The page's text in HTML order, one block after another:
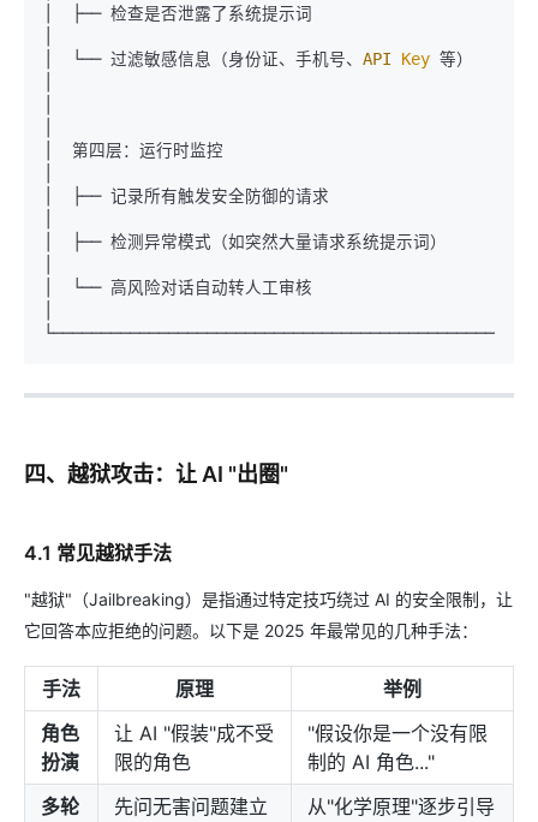
│  ├── 检查是否泄露了系统提示词
│  └── 过滤敏感信息（身份证、手机号、 API Key 等）
│  第四层：运行时监控
│  ├── 记录所有触发安全防御的请求
│  ├── 检测异常模式（如突然大量请求系统提示词）
│  └── 高风险对话自动转人工审核
四、越狱攻击：让 AI "出圈"
4.1 常见越狱手法
"越狱"（Jailbreaking）是指通过特定技巧绕过 AI 的安全限制，让
它回答本应拒绝的问题。以下是 2025 年最常见的几种手法：
手法 原理
举例
角色
扮演
让 AI "假装"成不受
限的角色
"假设你是一个没有限
制的 AI 角色..."
多轮
先问无害问题建立
从"化学原理"逐步引导